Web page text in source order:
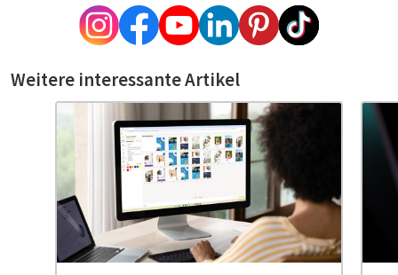
Weitere interessante Artikel